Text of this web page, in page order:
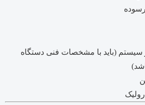
سیستم (باید با مشخصات فنی دستگاه